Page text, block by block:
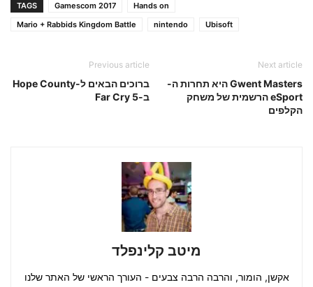
TAGS Gamescom 2017
Hands on
Mario + Rabbids Kingdom Battle
nintendo Ubisoft
Previous article
ברוכים הבאים ל-Hope County
ב-Far Cry 5
Next article
Gwent Masters היא תחרות ה-
eSport הרשמית של משחק
הקלפים
מיטב קלינפלד
אקשן, הומור, והרבה הרבה צבעים - העורך הראשי של האתר שלנו